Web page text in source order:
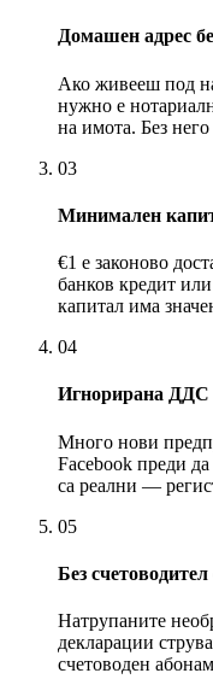
Домашен адрес
Ако живееш под
нужно е
на имота. Без
03
Минимален
€1 е законово
банков кредит
капитал има
04
Игнорирана ДДС
Много нови
Facebook преди
са реални —
05
Без счетоводител
Натрупаните
декларации
счетоводен